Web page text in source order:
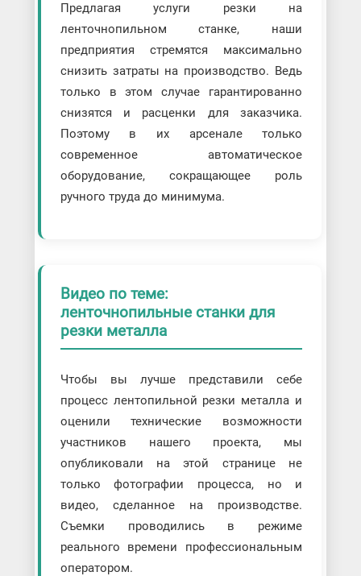
Предлагая услуги резки на
ленточнопильном станке, наши
предприятия стремятся максимально
снизить затраты на производство. Ведь
только в этом случае гарантированно
снизятся и расценки для заказчика.
Поэтому в их арсенале только
современное автоматическое
оборудование, сокращающее роль
ручного труда до минимума.
Видео по теме:
ленточнопильные станки для
резки металла
Чтобы вы лучше представили себе
процесс лентопильной резки металла и
оценили технические возможности
участников нашего проекта, мы
опубликовали на этой странице не
только фотографии процесса, но и
видео, сделанное на производстве.
Съемки проводились в режиме
реального времени профессиональным
оператором.